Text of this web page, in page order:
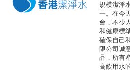
規模潔淨
一。在今
會，不少
和健康標
確保自己
限公司誠
品，所有
高飲用水